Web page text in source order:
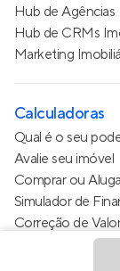
Hub de Agências
Hub de CRMs
Marketing
Calculadoras
Qual é o seu
Avalie seu imóvel
Comprar ou
Simulador de
Correção de
Estimativa de